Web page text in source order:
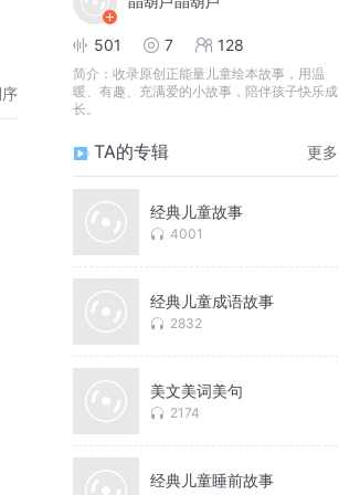
501 7 128
简介： 收录原创正能量儿童绘本故事，用温
暖、有趣、充满爱的小故事，陪伴孩子快乐成
长。
TA的专辑 更多
经典儿童故事
4001
经典儿童成语故事
2832
美文美词美句
2174
经典儿童睡前故事